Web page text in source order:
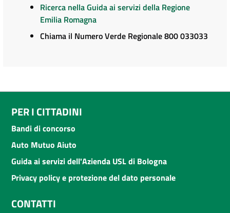
Ricerca nella Guida ai servizi della Regione
Emilia Romagna
Chiama il Numero Verde Regionale 800 033033
PER I CITTADINI
Bandi di concorso
Auto Mutuo Aiuto
Guida ai servizi dell'Azienda USL di Bologna
Privacy policy e protezione del dato personale
CONTATTI